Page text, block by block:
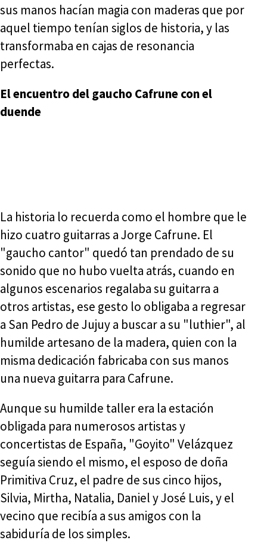
sus manos hacían magia con maderas que por
aquel tiempo tenían siglos de historia, y las
transformaba en cajas de resonancia
perfectas.
El encuentro del gaucho Cafrune con el
duende
La historia lo recuerda como el hombre que le
hizo cuatro guitarras a Jorge Cafrune. El
"gaucho cantor" quedó tan prendado de su
sonido que no hubo vuelta atrás, cuando en
algunos escenarios regalaba su guitarra a
otros artistas, ese gesto lo obligaba a regresar
a San Pedro de Jujuy a buscar a su "luthier", al
humilde artesano de la madera, quien con la
misma dedicación fabricaba con sus manos
una nueva guitarra para Cafrune.
Aunque su humilde taller era la estación
obligada para numerosos artistas y
concertistas de España, "Goyito" Velázquez
seguía siendo el mismo, el esposo de doña
Primitiva Cruz, el padre de sus cinco hijos,
Silvia, Mirtha, Natalia, Daniel y José Luis, y el
vecino que recibía a sus amigos con la
sabiduría de los simples.